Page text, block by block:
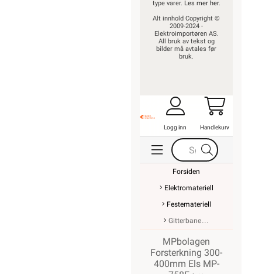
type varer. Les mer her.
Alt innhold Copyright ©
2009-2024 -
Elektroimportøren AS.
All bruk av tekst og
bilder må avtales før
bruk.
Logg inn Handlekurv
Forsiden
Elektromateriell
Festemateriell
Gitterbane
MPbolagen
Forsterkning 300-
400mm Els MP-